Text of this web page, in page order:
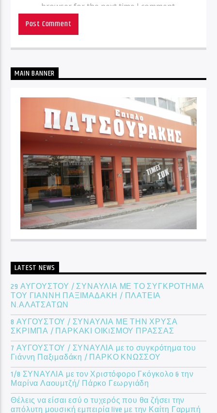
browser for the next time I comment.
MAIN BANNER
LATEST NEWS
29 ΑΥΓΟΥΣΤΟΥ / ΣΥΝΑΥΛΙΑ ΜΕ ΤΟ ΣΥΓΚΡΟΤΗΜΑ
ΤΟΥ ΓΙΑΝΝΗ ΠΑΞΙΜΑΔΑΚΗ / ΠΛΑΤΕΙΑ
Ν.ΑΛΑΤΣΑΤΩΝ
8 ΑΥΓΟΥΣΤΟΥ / ΣΥΝΑΥΛΙΑ ΜΕ ΤΗΝ ΧΡΥΣΑ
ΣΚΡΙΜΠΑ / ΠΑΡΚΑΚΙ ΟΙΚIΣΜΟΥ ΠΡΑΣΣΑΣ
7 ΑΥΓΟΥΣΤΟΥ / ΣΥΝΑΥΛΙΑ με το συγκρότημα του
Γιάννη Παξιμαδάκη / ΠΑΡΚΟ ΚΝΩΣΣΟΥ
1/8 ΣΥΝΑΥΛΙΑ με τον Χριστόφορο Γκόγκολο & την
Μαρίνα Λαουμτζή/ Πάρκο Γεωργιάδη
Θέλεις να είσαι εσύ ο τυχερός που θα ζήσει την
απόλυτη μουσική εμπειρία live με την Καίτη Γαρμπή